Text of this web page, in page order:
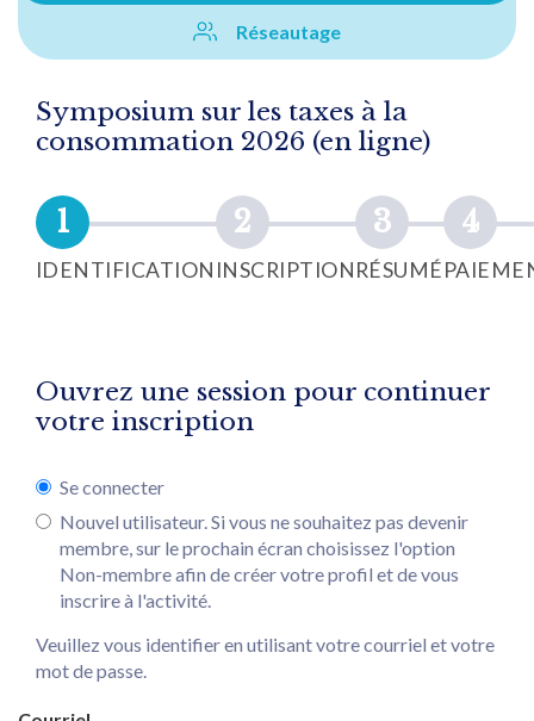
Réseautage
Symposium sur les taxes à la
consommation 2026 (en ligne)
IDENTIFICATION INSCRIPTIONRÉSUMÉ
Ouvrez une session pour continuer
votre inscription
Se connecter
Nouvel utilisateur. Si vous ne souhaitez pas devenir
membre, sur le prochain écran choisissez l'option
Non-membre afin de créer votre profil et de vous
inscrire à l'activité.
Veuillez vous identifier en utilisant votre courriel et votre
mot de passe.